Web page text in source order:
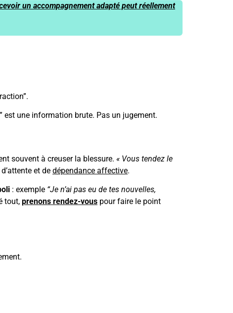
un accompagnement adapté peut réellement
est une information brute. Pas un jugement.
souvent à creuser la blessure. « Vous tendez le
et de dépendance affective.
: exemple “Je n’ai pas eu de tes nouvelles,
tout, prenons rendez-vous pour faire le point